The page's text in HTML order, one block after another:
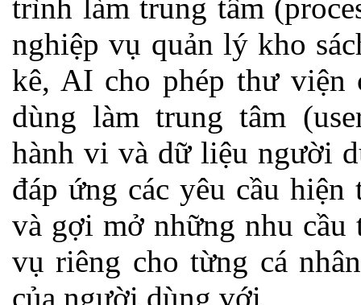
trình làm trung tâm
nghiệp vụ quản lý kho
kê, AI cho phép thư viện
dùng làm trung tâm
hành vi và dữ liệu người
đáp ứng các yêu cầu
và gợi mở những nhu cầu
vụ riêng cho từng cá
của người dùng với